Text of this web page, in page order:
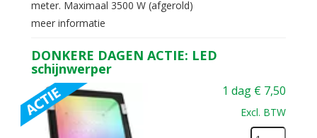
meter. Maximaal 3500 W (afgerold)
meer informatie
DONKERE DAGEN ACTIE: LED
schijnwerper
1 dag € 7,50
Excl. BTW